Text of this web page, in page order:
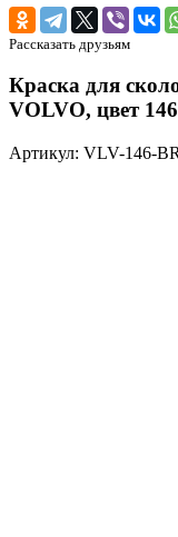
Рассказать друзьям
Краска для
VOLVO, цвет
Артикул: VLV-146-